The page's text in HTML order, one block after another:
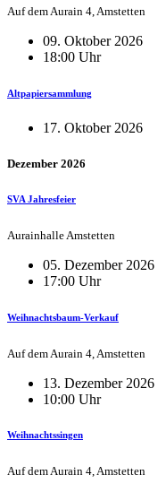
Auf dem Aurain 4, Amstetten
09. Oktober 2026
18:00 Uhr
Altpapiersammlung
17. Oktober 2026
Dezember 2026
SVA Jahresfeier
Aurainhalle Amstetten
05. Dezember 2026
17:00 Uhr
Weihnachtsbaum-Verkauf
Auf dem Aurain 4, Amstetten
13. Dezember 2026
10:00 Uhr
Weihnachtssingen
Auf dem Aurain 4, Amstetten